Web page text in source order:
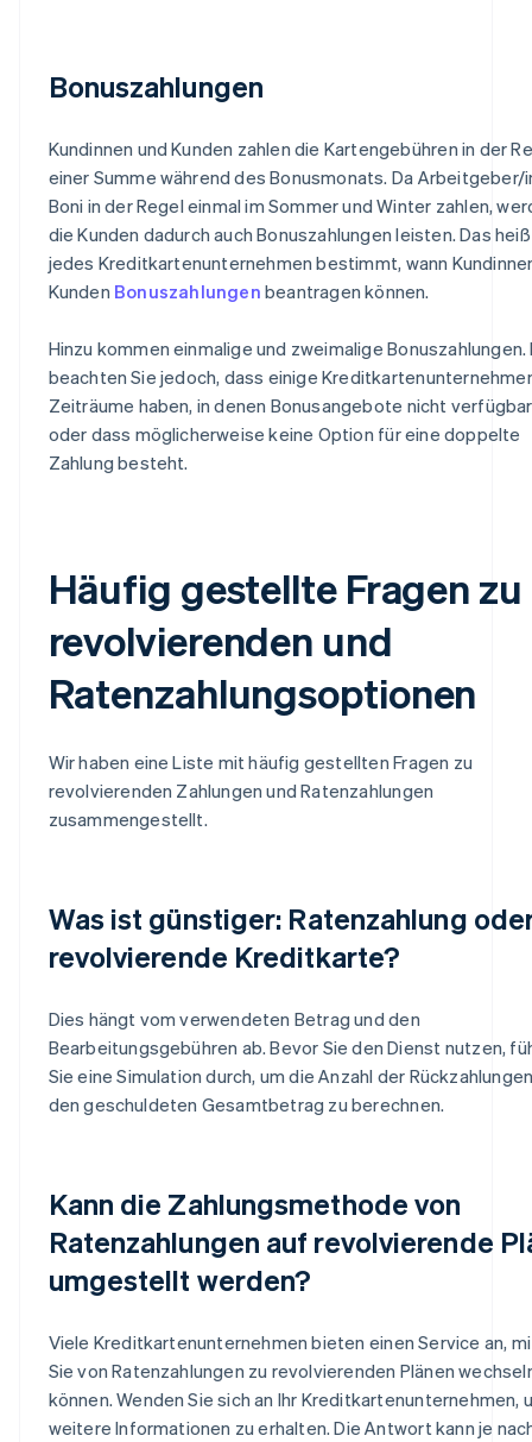
Bonuszahlungen
Kundinnen und Kunden zahlen die Kartengebühren in der
einer Summe während des Bonusmonats. Da Arbeitgeber/
Boni in der Regel einmal im Sommer und Winter zahlen,
die Kunden dadurch auch Bonuszahlungen leisten. Das
jedes Kreditkartenunternehmen bestimmt, wann
Kunden Bonuszahlungen beantragen können.
Hinzu kommen einmalige und zweimalige
beachten Sie jedoch, dass einige
Zeiträume haben, in denen Bonusangebote nicht
oder dass möglicherweise keine Option für eine doppelte
Zahlung besteht.
Häufig gestellte Fragen zu
revolvierenden und
Ratenzahlungsoptionen
Wir haben eine Liste mit häufig gestellten Fragen zu
revolvierenden Zahlungen und Ratenzahlungen
zusammengestellt.
Was ist günstiger: Ratenzahlung
revolvierende Kreditkarte?
Dies hängt vom verwendeten Betrag und den
Bearbeitungsgebühren ab. Bevor Sie den Dienst nutzen,
Sie eine Simulation durch, um die Anzahl der
den geschuldeten Gesamtbetrag zu berechnen.
Kann die Zahlungsmethode von
Ratenzahlungen auf revolvierende
umgestellt werden?
Viele Kreditkartenunternehmen bieten einen Service an,
Sie von Ratenzahlungen zu revolvierenden Plänen
können. Wenden Sie sich an Ihr Kreditkartenunternehmen,
weitere Informationen zu erhalten. Die Antwort kann je